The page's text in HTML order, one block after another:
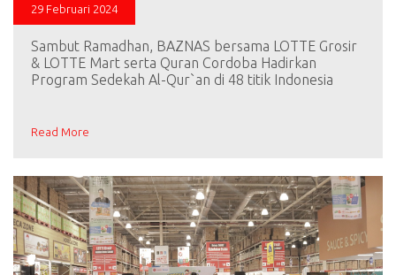
29 Februari 2024
Sambut Ramadhan, BAZNAS bersama LOTTE Grosir
& LOTTE Mart serta Quran Cordoba Hadirkan
Program Sedekah Al-Qur`an di 48 titik Indonesia
Read More